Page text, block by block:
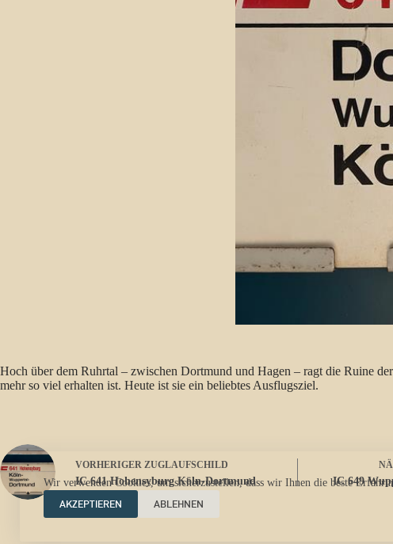
Wir verwenden Cookies, um sicherzustellen, dass wir Ihnen die beste
AKZEPTIEREN
ABLEHNEN
Hoch über dem Ruhrtal – zwischen Dortmund und Hagen – ragt die Ruine
mehr so viel erhalten ist. Heute ist sie ein beliebtes Ausflugsziel.
VORHERIGER ZUGLAUFSCHILD
IC 641 Hohensyburg Köln-Dortmund IC 649